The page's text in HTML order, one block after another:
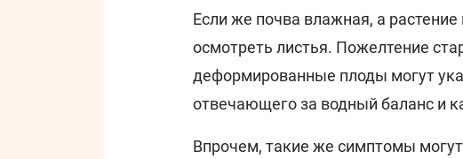
Если же почва влажная, а
осмотреть листья. Пожелтение
деформированные плоды могут
отвечающего за водный баланс и
Впрочем, такие же симптомы